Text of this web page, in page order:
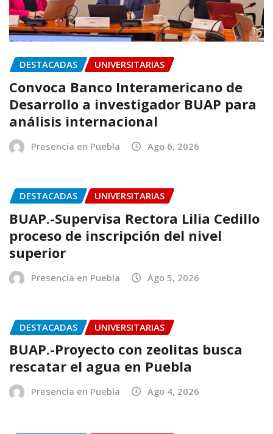
DESTACADAS UNIVERSITARIAS
Convoca Banco Interamericano de
Desarrollo a investigador BUAP para
análisis internacional
Presencia en Puebla Ago 6, 2026
DESTACADAS UNIVERSITARIAS
BUAP.-Supervisa Rectora Lilia Cedillo
proceso de inscripción del nivel
superior
Presencia en Puebla Ago 5, 2026
DESTACADAS UNIVERSITARIAS
BUAP.-Proyecto con zeolitas busca
rescatar el agua en Puebla
Presencia en Puebla Ago 4, 2026